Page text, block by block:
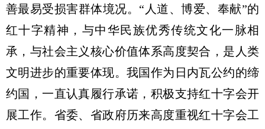
善最易受损害群体境况。“人道、博爱、奉献”的
红十字精神，与中华民族优秀传统文化一脉相
承，与社会主义核心价值体系高度契合，是人类
文明进步的重要体现。我国作为日内瓦公约的缔
约国，一直认真履行承诺，积极支持红十字会开
展工作。省委、省政府历来高度重视红十字会工